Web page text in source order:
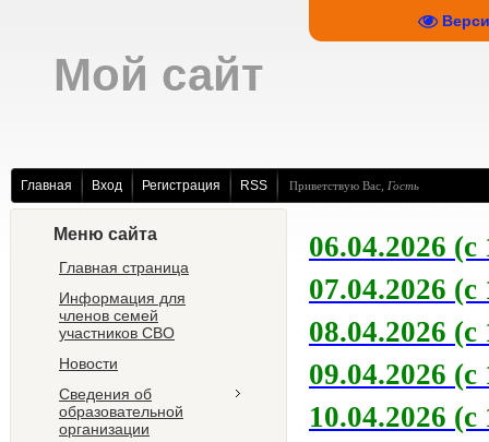
Мой сайт
Главная Вход Регистрация RSS Приветствую Вас Гость
Меню сайта
Главная страница
Информация для
членов семей
участников СВО
Новости
Сведения об
образовательной
организации
06.04.2026 (с
07.04.2026 (с
08.04.2026 (с
09.04.2026 (с
10.04.2026 (с